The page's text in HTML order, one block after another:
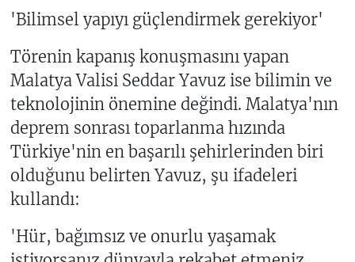
'Bilimsel yapıyı güçlendirmek gerekiyor'
Törenin kapanış konuşmasını yapan
Malatya Valisi Seddar Yavuz ise bilimin ve
teknolojinin önemine değindi. Malatya'nın
deprem sonrası toparlanma hızında
Türkiye'nin en başarılı şehirlerinden biri
olduğunu belirten Yavuz, şu ifadeleri
kullandı:
'Hür, bağımsız ve onurlu yaşamak